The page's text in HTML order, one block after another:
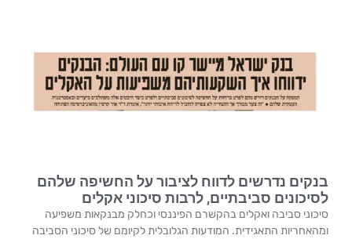
בנקים נדרשים לדווח לציבור על החשיפה שלהם
לסיכונים סביבתיים, לרבות סיכוני אקלים
סיכוני סביבה ואקלים בהקשרם הפיננסי וכחלק מבנקאות משפיעה
ומהאחריות התאגידית. המודעות הגלובלית לקיומם של סיכוני הסביבה